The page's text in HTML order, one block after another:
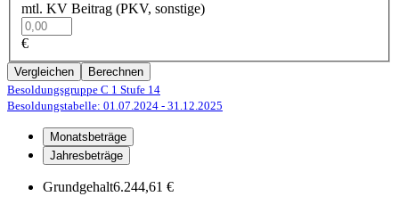
mtl. KV Beitrag (PKV, sonstige)
€
Vergleichen
Berechnen
Besoldungsgruppe C 1 Stufe 14
Besoldungstabelle: 01.07.2024 - 31.12.2025
Monatsbeträge
Jahresbeträge
Grundgehalt6.244,61 €